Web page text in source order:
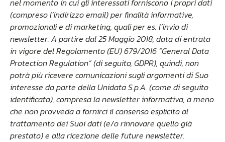
(compreso l’indirizzo email) per finalità informative,
promozionali e di marketing, quali per es. l’invio di
newsletter. A partire dal 25 Maggio 2018, data di entrata
in vigore del Regolamento (EU) 679/2016 “General Data
Protection Regulation” (di seguito, GDPR), quindi, non
potrà più ricevere comunicazioni sugli argomenti di Suo
interesse da parte della Unidata S.p.A. (come di seguito
identificata), compresa la newsletter informativa, a meno
che non provveda a fornirci il consenso esplicito al
trattamento dei Suoi dati (e/o rinnovare quello già
prestato) e alla ricezione delle future newsletter.